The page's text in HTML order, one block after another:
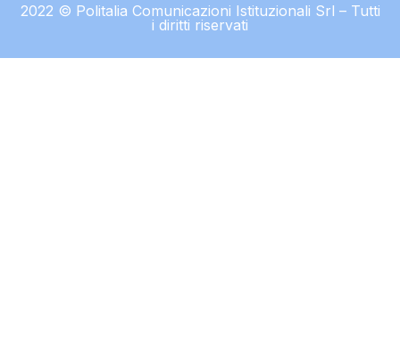
2022 © Politalia Comunicazioni Istituzionali Srl – Tutti
i diritti riservati